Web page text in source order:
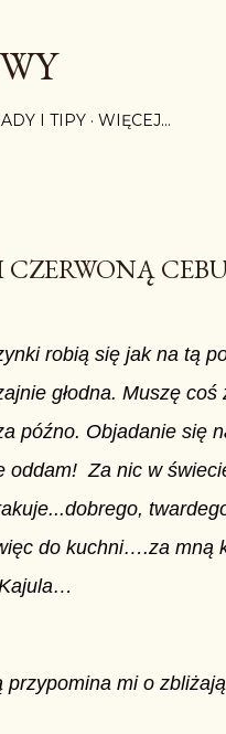
I TIPY WIĘCEJ…
robią się jak na tą
głodna. Muszę coś
późno. Objadanie się
oddam! Za nic w
do kuchni….za mną
mi o